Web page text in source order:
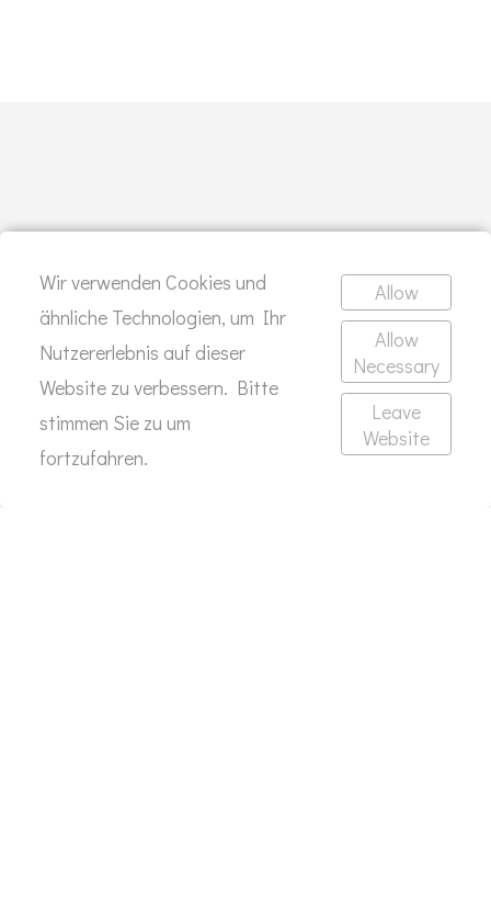
Tauchgang gefällig?
SCHREIB MIR
Wir verwenden Cookies und
ähnliche Technologien, um Ihr
Nutzererlebnis auf dieser
Website zu verbessern. Bitte
stimmen Sie zu um
fortzufahren.
Allow
Allow
Necessary
Leave
Website